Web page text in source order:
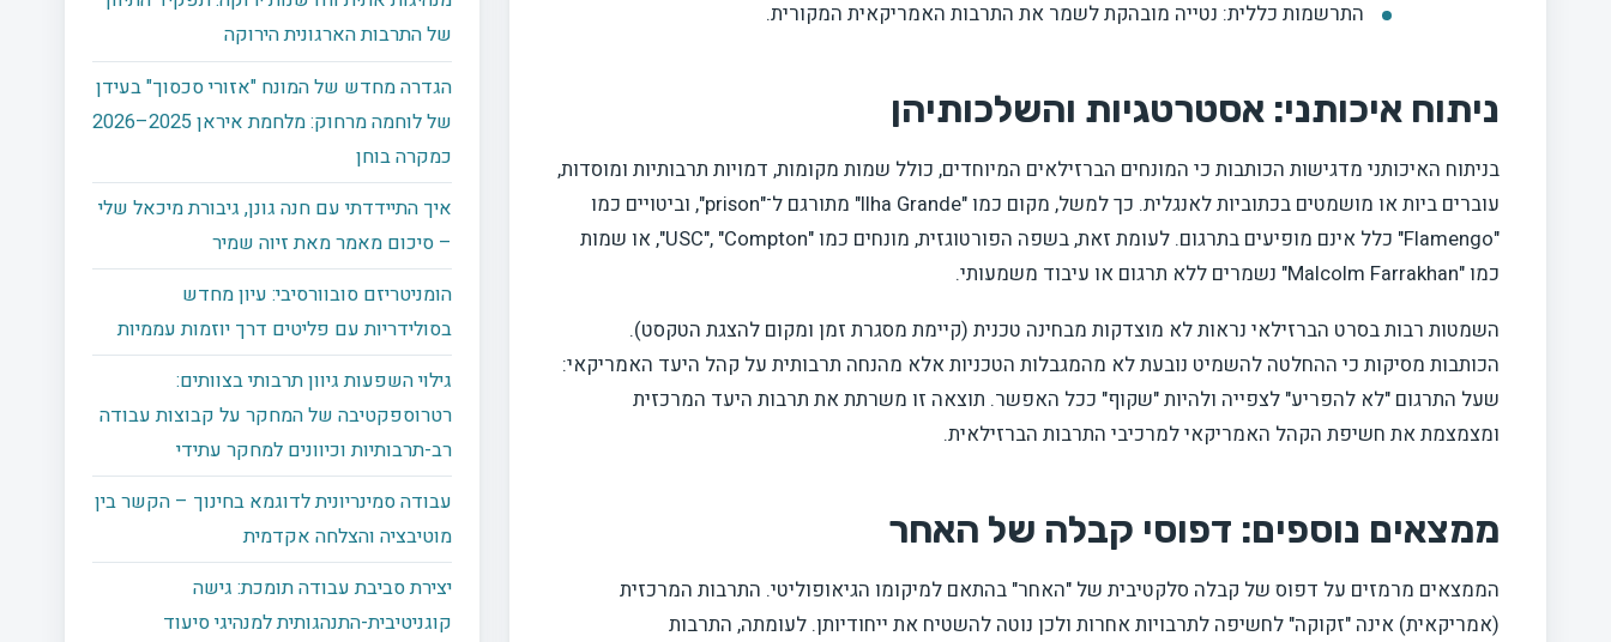
התרשמות כללית: נטייה מובהקת לשמר את התרבות האמריקאית המקורית.
ניתוח איכותני: אסטרטגיות והשלכותיהן
בניתוח האיכותני מדגישות הכותבות כי המונחים הברזילאים המיוחדים, כולל שמות מקומות, דמויות תרבותיות ומוסדות,
עוברים ביות או מושמטים בכתוביות לאנגלית. כך למשל, מקום כמו "Ilha Grande" מתורגם ל־"prison", וביטויים כמו
"Flamengo" כלל אינם מופיעים בתרגום. לעומת זאת, בשפה הפורטוגזית, מונחים כמו "USC", "Compton", או שמות
כמו "Malcolm Farrakhan" נשמרים ללא תרגום או עיבוד משמעותי.
השמטות רבות בסרט הברזילאי נראות לא מוצדקות מבחינה טכנית (קיימת מסגרת זמן ומקום להצגת הטקסט).
הכותבות מסיקות כי ההחלטה להשמיט נובעת לא מהמגבלות הטכניות אלא מהנחה תרבותית על קהל היעד האמריקאי:
שעל התרגום "לא להפריע" לצפייה ולהיות "שקוף" ככל האפשר. תוצאה זו משרתת את תרבות היעד המרכזית
ומצמצמת את חשיפת הקהל האמריקאי למרכיבי התרבות הברזילאית.
ממצאים נוספים: דפוסי קבלה של האחר
הממצאים מרמזים על דפוס של קבלה סלקטיבית של "האחר" בהתאם למיקומו הגיאופוליטי. התרבות המרכזית
(אמריקאית) אינה "זקוקה" לחשיפה לתרבויות אחרות ולכן נוטה להשטיח את ייחודיותן. לעומתה, התרבות
של התרבות הארגונית הירוקה
הגדרה מחדש של המונח "אזורי סכסוך" בעידן
של לוחמה מרחוק: מלחמת איראן 2025–2026
כמקרה בוחן
איך התיידדתי עם חנה גונן, גיבורת מיכאל שלי
– סיכום מאמר מאת זיוה שמיר
הומניטריזם סובוורסיבי: עיון מחדש
בסולידריות עם פליטים דרך יוזמות עממיות
גילוי השפעות גיוון תרבותי בצוותים:
רטרוספקטיבה של המחקר על קבוצות עבודה
רב-תרבותיות וכיוונים למחקר עתידי
עבודה סמינריונית לדוגמא בחינוך – הקשר בין
מוטיבציה והצלחה אקדמית
יצירת סביבת עבודה תומכת: גישה
קוגניטיבית-התנהגותית למנהיגי סיעוד